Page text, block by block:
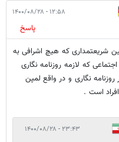
۱۲:۵۸ - ۱۴۰۰/۰۸/۲۸
پاسخ
شریعتمداری که هیچ اشرافی به
که لازمه روزنامه نگاری
نگاری و در واقع لمپن
است .
۲۳:۴۳ - ۱۴۰۰/۰۸/۲۸